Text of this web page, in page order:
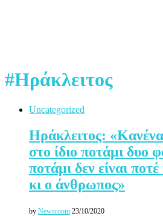
#Ηράκλειτος
Uncategorized
Ηράκλειτος:
στο ίδιο ποτάμι δυο
ποτάμι δεν είναι
κι ο άνθρωπος»
by Newsroom 23/10/2020